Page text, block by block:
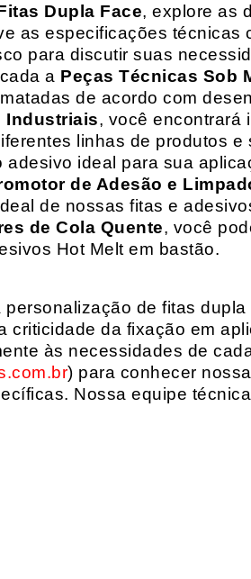
Dupla Face, explore as
as especificações
para discutir suas
a Peças Técnicas Sob
de acordo com
Industriais, você encontrará
linhas de produtos
adesivo ideal para sua
de Adesão e
de nossas fitas e
de Cola Quente, você
Hot Melt em bastão.
personalização de fitas
criticidade da fixação em
às necessidades de
) para conhecer
Nossa equipe